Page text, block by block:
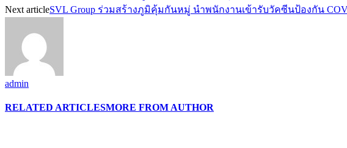
Next articleSVL Group ร่วมสร้างภูมิคุ้มกันหมู่ นำพนักงานเข้ารับวัคซีนป้องกัน
admin
RELATED ARTICLESMORE FROM AUTHOR